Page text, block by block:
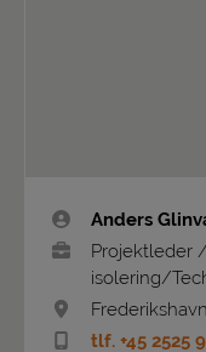
Anders
Projektleder
isolering/
Frederikshavn
tlf. +45 2525